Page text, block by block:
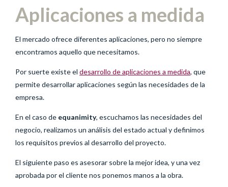
Aplicaciones a medida
El mercado ofrece diferentes aplicaciones, pero no siempre
encontramos aquello que necesitamos.
Por suerte existe el desarrollo de aplicaciones a medida, que
permite desarrollar aplicaciones según las necesidades de la
empresa.
En el caso de equanimity, escuchamos las necesidades del
negocio, realizamos un análisis del estado actual y definimos
los requisitos previos al desarrollo del proyecto.
El siguiente paso es asesorar sobre la mejor idea, y una vez
aprobada por el cliente nos ponemos manos a la obra.